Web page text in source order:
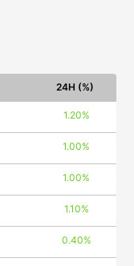
24H (%)
1.20%
1.00%
1.00%
1.10%
0.40%